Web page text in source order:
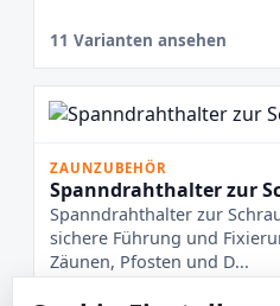
11 Varianten ansehen
ZAUNZUBEHÖR
Spanndrahthalter zur
Spanndrahthalter zur
sichere Führung und
Zäunen, Pfosten und D...